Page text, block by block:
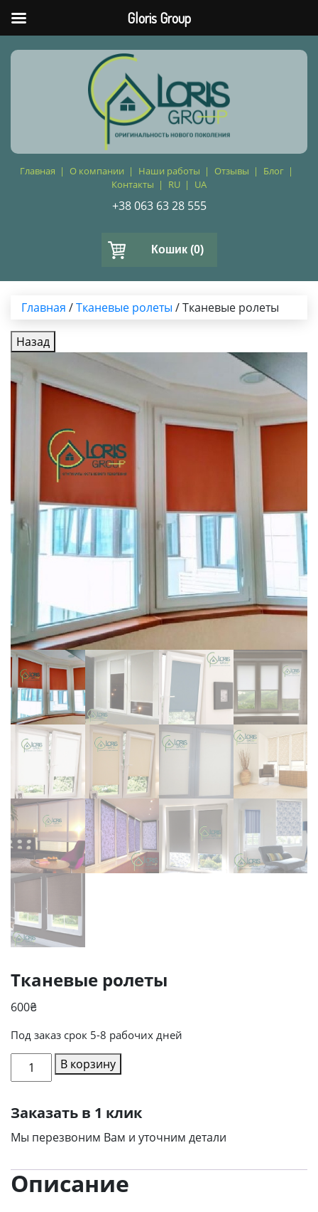
Главная О компании Наши работы Отзывы
Блог
Контакты
RU UA
+38 063 63 28 555
Кошик (0)
Главная /Тканевые ролеты / Тканевые ролеты
Назад
Тканевые ролеты
600₴
Под заказ срок 5-8 рабочих дней
Количество
товара
ролеты
В корзину
Заказать в 1 клик
Мы перезвоним Вам и уточним детали
Описание
Gloris Group